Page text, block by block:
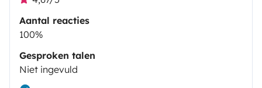
Aantal reacties
100%
Gesproken talen
Niet ingevuld